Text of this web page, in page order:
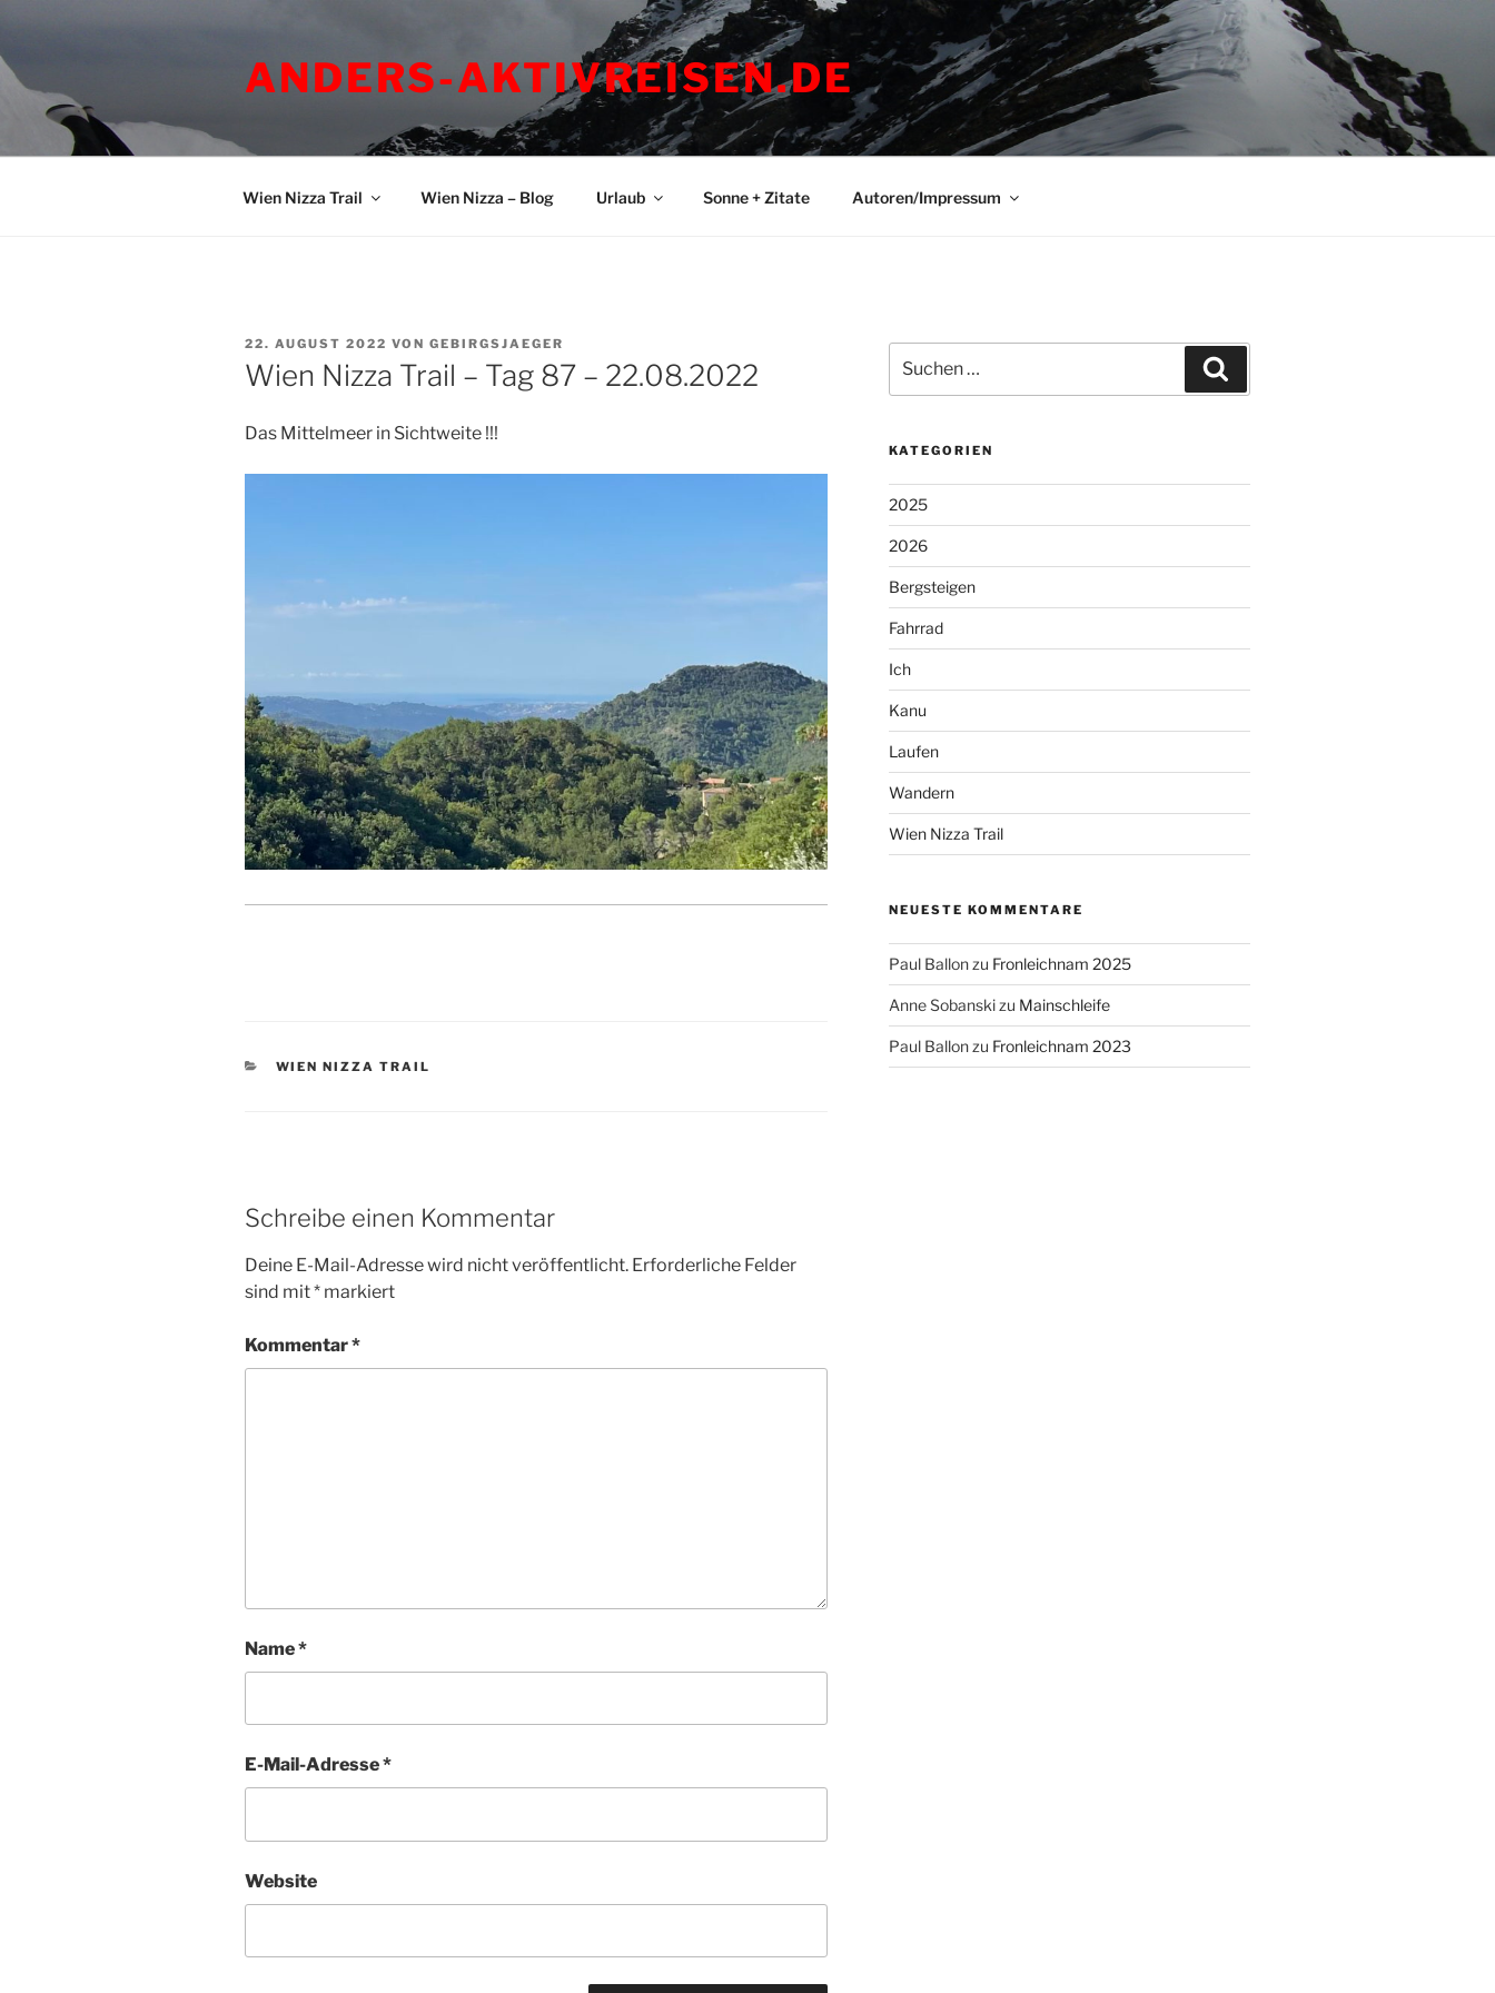
springen
ANDERS-AKTIVREISEN.DE
Wien Nizza Trail Wien Nizza – Blog Urlaub Sonne + Zitate Autoren/Impressum
VERÖFFENTLICHT
AM
22. AUGUST 2022 VON GEBIRGSJAEGER
Wien Nizza Trail – Tag 87 – 22.08.2022
Das Mittelmeer in Sichtweite !!!
KATEGORIEN
WIEN NIZZA TRAIL
Schreibe einen Kommentar
Deine E-Mail-Adresse wird nicht veröffentlicht. Erforderliche Felder
sind mit* markiert
Kommentar*
Name*
E-Mail-Adresse*
Website
nach:
KATEGORIEN
2025
2026
Bergsteigen
Fahrrad
Ich
Kanu
Laufen
Wandern
Wien Nizza Trail
NEUESTE KOMMENTARE
Paul Ballonzu Fronleichnam 2025
Anne Sobanskizu Mainschleife
Paul Ballonzu Fronleichnam 2023